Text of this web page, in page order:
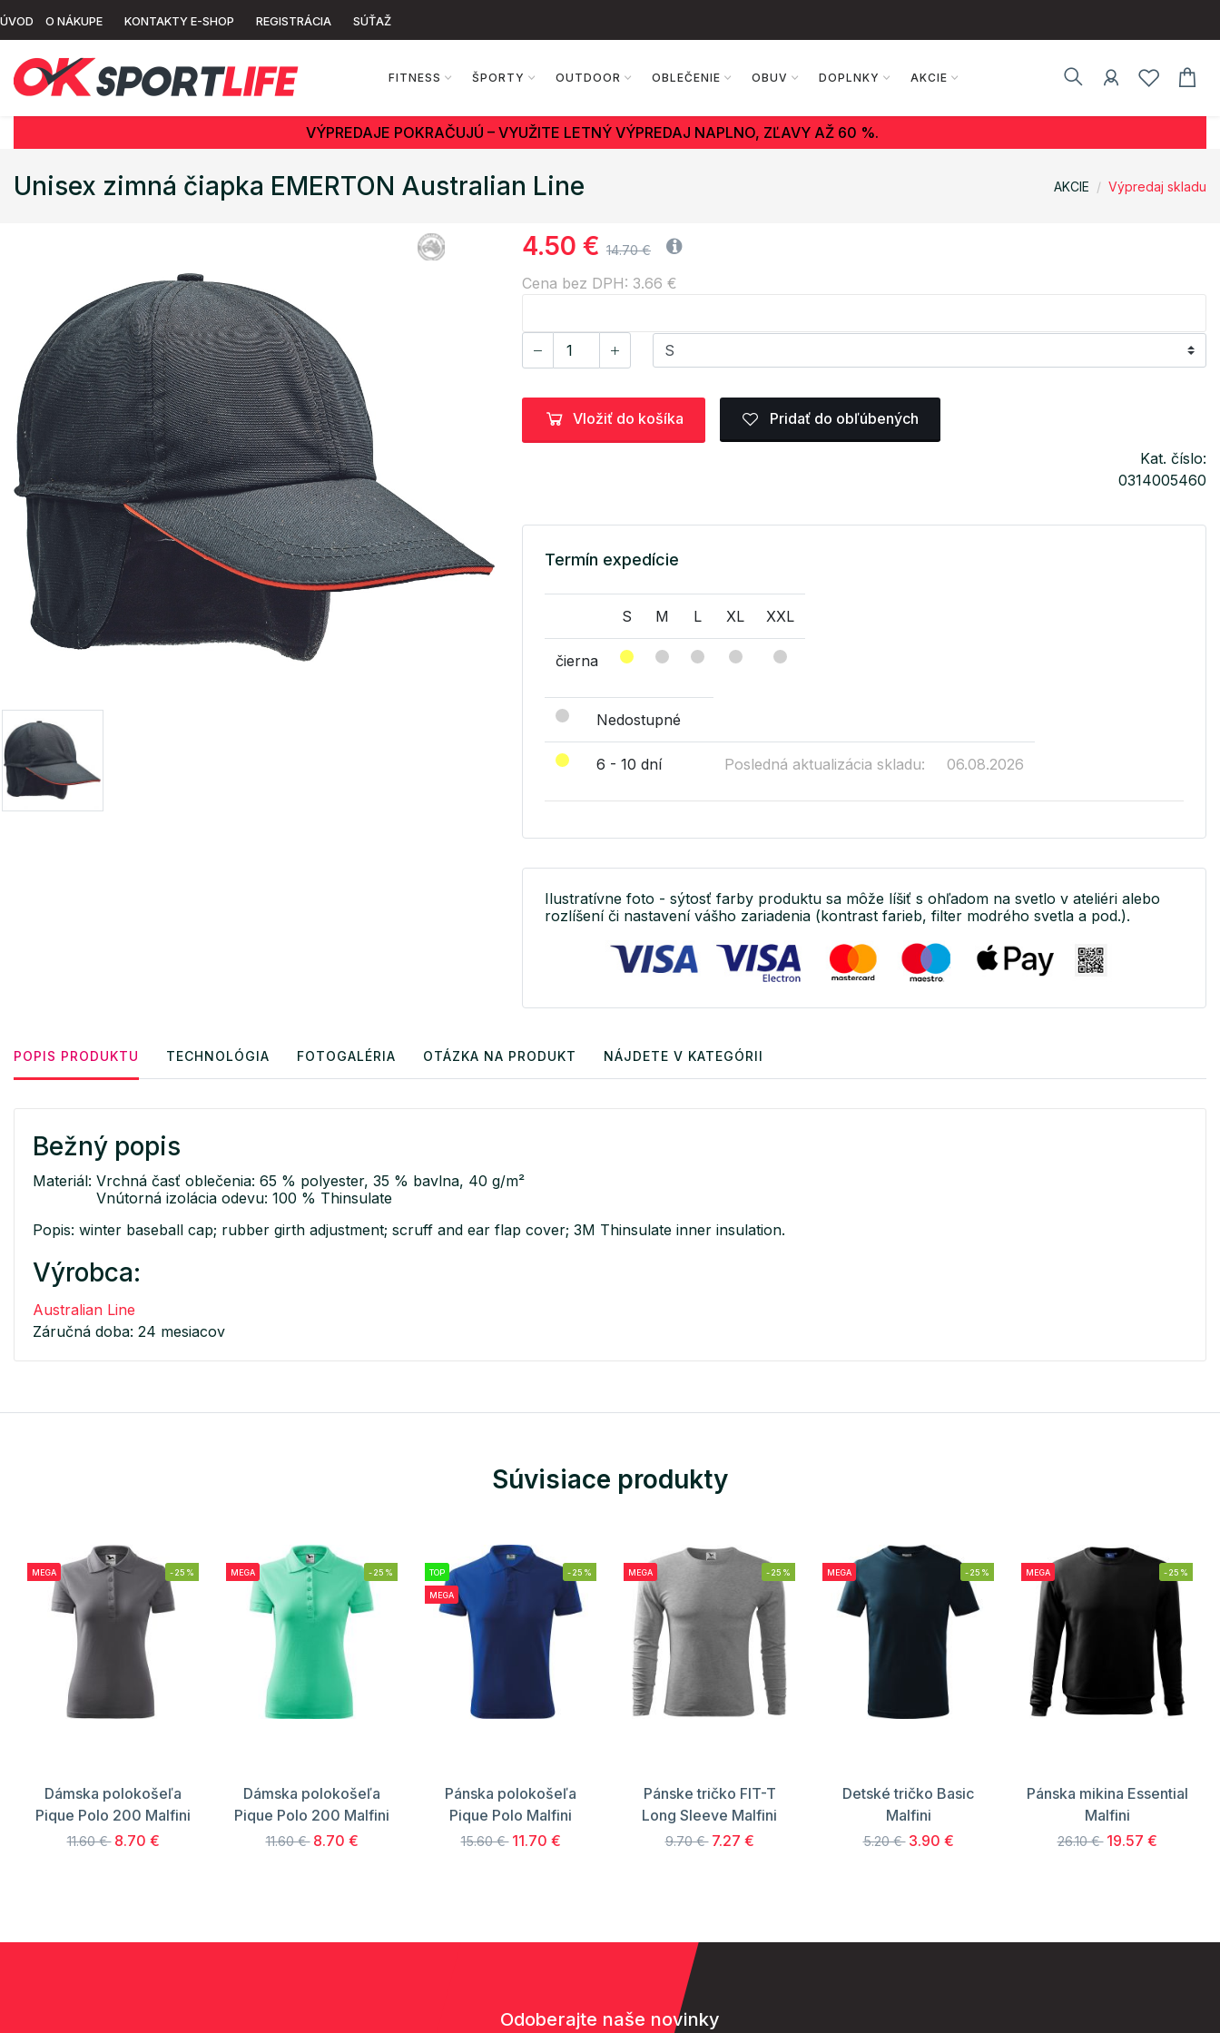
ÚVOD O NÁKUPE KONTAKTY E-SHOP REGISTRÁCIA SÚŤAŽ
FITNESS ŠPORTY OUTDOOR OBLEČENIE OBUV DOPLNKY AKCIE
VÝPREDAJE POKRAČUJÚ – VYUŽITE LETNÝ VÝPREDAJ NAPLNO, ZĽAVY AŽ 60 %.
Unisex zimná čiapka EMERTON Australian Line AKCIE Výpredaj skladu
4.50 € 14.70 €
Cena bez DPH: 3.66 €
Vložiť do košíka Pridať do obľúbených
Kat. číslo:
0314005460
Termín expedície
S M L XL XXL
čierna
Nedostupné
6 - 10 dní Posledná aktualizácia skladu: 06.08.2026
Ilustratívne foto - sýtosť farby produktu sa môže líšiť s ohľadom na svetlo v ateliéri alebo
rozlíšení či nastavení vášho zariadenia (kontrast farieb, filter modrého svetla a pod.).
POPIS PRODUKTU TECHNOLÓGIA FOTOGALÉRIA OTÁZKA NA PRODUKT NÁJDETE V KATEGÓRII
Bežný popis
Materiál: Vrchná časť oblečenia: 65 % polyester, 35 % bavlna, 40 g/m²
Vnútorná izolácia odevu: 100 % Thinsulate
Popis: winter baseball cap; rubber girth adjustment; scruff and ear flap cover; 3M Thinsulate inner insulation.
Výrobca:
Australian Line
Záručná doba: 24 mesiacov
Súvisiace produkty
MEGA -25%
Dámska polokošeľa
Pique Polo 200 Malfini
11.60 € 8.70 €
MEGA -25%
Dámska polokošeľa
Pique Polo 200 Malfini
11.60 € 8.70 €
TOP
MEGA
-25%
Pánska polokošeľa
Pique Polo Malfini
15.60 € 11.70 €
MEGA -25%
Pánske tričko FIT-T
Long Sleeve Malfini
9.70 € 7.27 €
MEGA -25%
Detské tričko Basic
Malfini
5.20 € 3.90 €
MEGA -25%
Pánska mikina Essential
Malfini
26.10 € 19.57 €
Odoberajte naše novinky